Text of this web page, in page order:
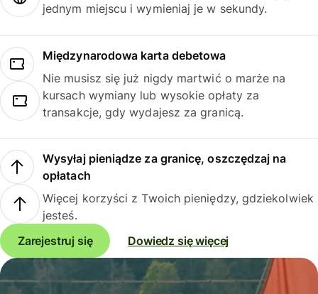
jednym miejscu i wymieniaj je w sekundy.
Międzynarodowa karta debetowa
Nie musisz się już nigdy martwić o marże na
kursach wymiany lub wysokie opłaty za
transakcje, gdy wydajesz za granicą.
Wysyłaj pieniądze za granicę, oszczędzaj na
opłatach
Więcej korzyści z Twoich pieniędzy, gdziekolwiek
jesteś.
Zarejestruj się
Dowiedz się więcej